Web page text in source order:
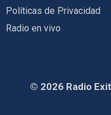
Políticas de Privacidad
Radio en vivo
© 2026 Radio